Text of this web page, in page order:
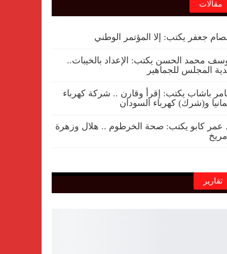
مقالات
جعفر يكتب: إلا المؤتمر الوطني
محمد الحسن يكتب: الإعداد بالخيبات..
المجلس للجماهير
باشاب يكتب: إقرأ وقارن .. شركة كهرباء
و(شرك) كهرباء السودان
عمر كابو يكتب: صحة الخرطوم .. هلال وزهرة
تقارير